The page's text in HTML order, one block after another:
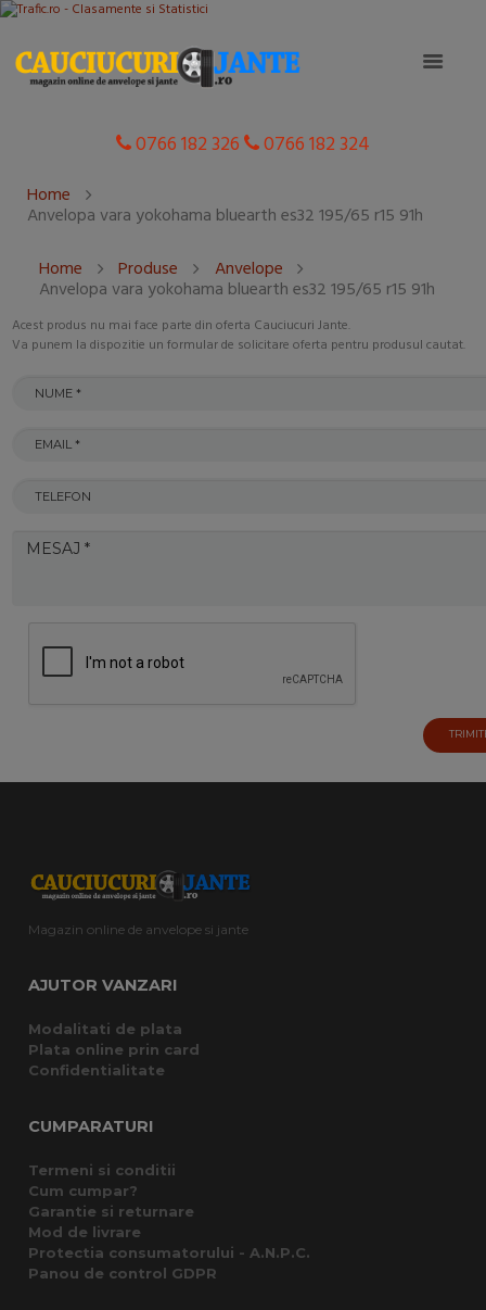
0766 182 326 0766 182 324
Home
Anvelopa vara yokohama bluearth es32 195/65 r15 91h
Home
Produse Anvelope
Anvelopa vara yokohama bluearth es32 195/65 r15 91h
Acest produs nu mai face parte din oferta Cauciucuri Jante.
Va punem la dispozitie un formular de solicitare oferta pentru produsul cautat.
Magazin online de anvelope si jante
AJUTOR VANZARI
Modalitati de plata
Plata online prin card
Confidentialitate
CUMPARATURI
Termeni si conditii
Cum cumpar?
Garantie si returnare
Mod de livrare
Protectia consumatorului - A.N.P.C.
Panou de control GDPR